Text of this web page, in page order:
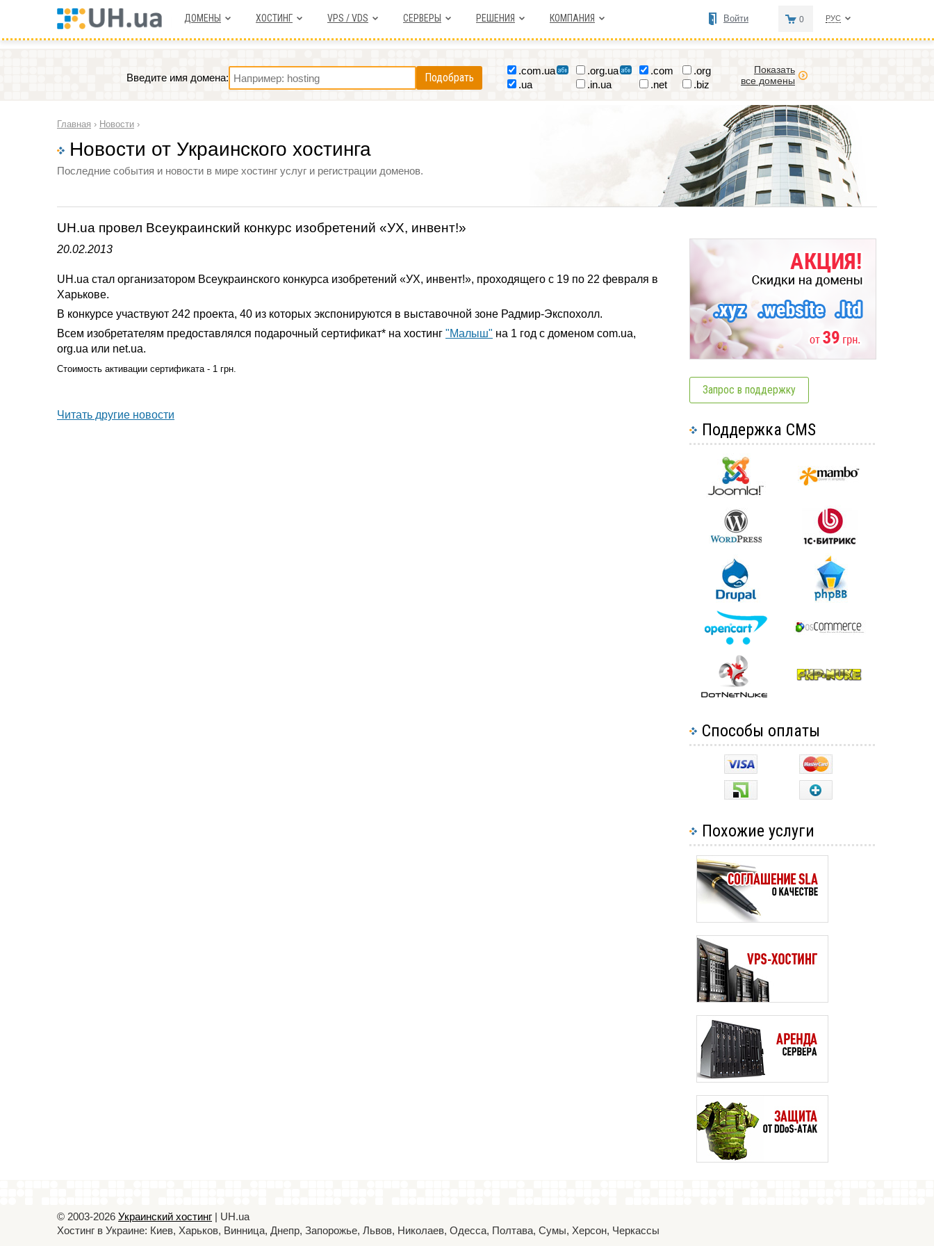
ДОМЕНЫ ХОСТИНГ VPS / VDS СЕРВЕРЫ РЕШЕНИЯ КОМПАНИЯ РУС
0
Войти
Введите имя домена: Подобрать
.com.ua .org.ua .com
.org
.ua
.in.ua .net .biz
Показать
все домены
Главная › Новости ›
Новости от Украинского хостинга
Последние события и новости в мире хостинг услуг и регистрации доменов.
UH.ua провел Всеукраинский конкурс изобретений «УХ, инвент!»
20.02.2013
UH.ua стал организатором Всеукраинского конкурса изобретений «УХ, инвент!», проходящего с 19 по 22 февраля в
Харькове.
В конкурсе участвуют 242 проекта, 40 из которых экспонируются в выставочной зоне Радмир-Экспохолл.
Всем изобретателям предоставлялся подарочный сертификат* на хостинг "Малыш" на 1 год с доменом com.ua,
org.ua или net.ua.
Стоимость активации сертификата - 1 грн.
Читать другие новости
Запрос в поддержку
Поддержка CMS
Способы оплаты
Похожие услуги
© 2003-2026 Украинский хостинг | UH.ua
Хостинг в Украине: Киев, Харьков, Винница, Днепр, Запорожье, Львов, Николаев, Одесса, Полтава, Сумы, Херсон, Черкассы